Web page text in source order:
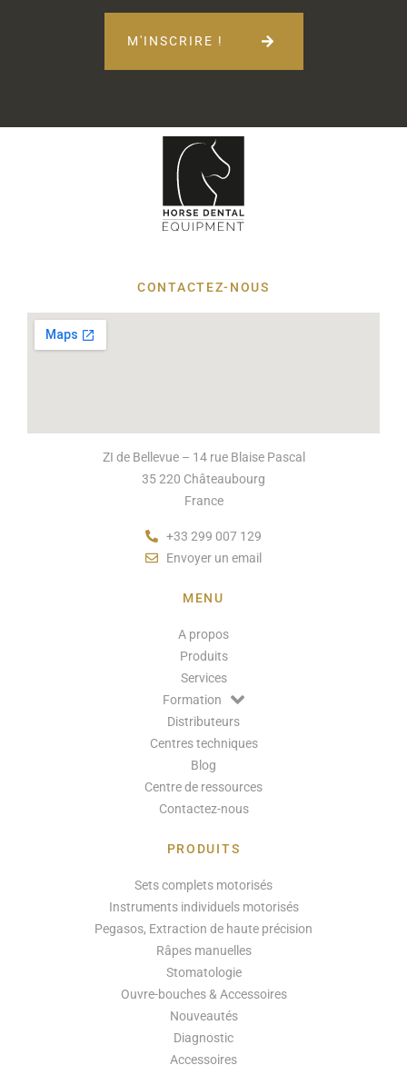
M'INSCRIRE !
CONTACTEZ-NOUS
ZI de Bellevue – 14 rue Blaise Pascal
35 220 Châteaubourg
France
+33 299 007 129
Envoyer un email
MENU
A propos
Produits
Services
Formation
Distributeurs
Centres techniques
Blog
Centre de ressources
Contactez-nous
PRODUITS
Sets complets motorisés
Instruments individuels motorisés
Pegasos, Extraction de haute précision
Râpes manuelles
Stomatologie
Ouvre-bouches & Accessoires
Nouveautés
Diagnostic
Accessoires